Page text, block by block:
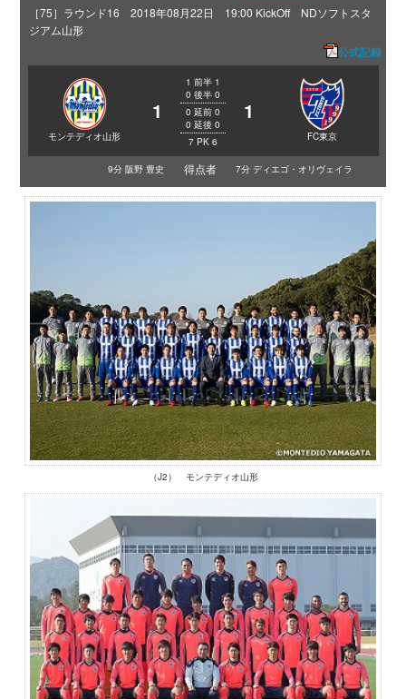
［75］ラウンド16 2018年08月22日 19:00 KickOff NDソフトスタ
ジアム山形
公式記録
モンテディオ山形
1
1 前半 1
0 後半 0
0 延前 0
0 延後 0
7 PK 6
1
FC東京
9分 阪野 豊史 得点者 7分 ディエゴ・オリヴェイラ
（J2） モンテディオ山形